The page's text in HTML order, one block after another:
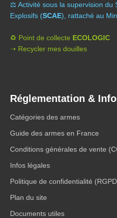
⚖️ Activité sous la supervision du
Explosifs (SCAE), rattaché au
♻️ Point de collecte ECOLOGIC
➝ Recycler mes douilles
Réglementation &
Catégories des armes
Guide des armes en France
Conditions générales de vente
Infos légales
Politique de confidentialité
Plan du site
Documents utiles